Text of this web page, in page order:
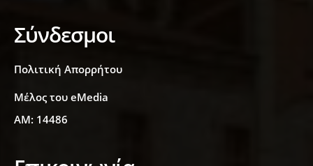
Σύνδεσμοι
Πολιτική Απορρήτου
Μέλος του eMedia
ΑΜ: 14486